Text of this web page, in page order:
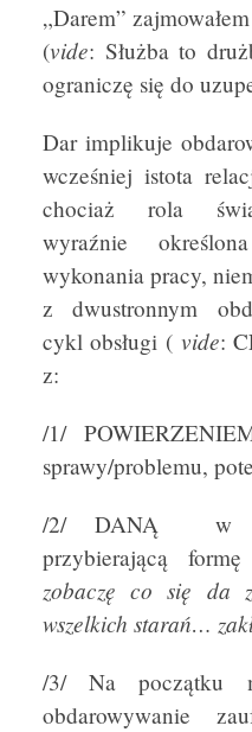
„Darem”
(vide: Służba to
ograniczę się do
Dar implikuje
wcześniej istota
chociaż rola
wyraźnie
wykonania pracy,
z dwustronnym
cykl obsługi ( vide:
z:
/1/
sprawy/problemu,
/2/ DANĄ w
przybierającą formę
zobaczę co się da
wszelkich starań…
/3/ Na początku
obdarowywanie